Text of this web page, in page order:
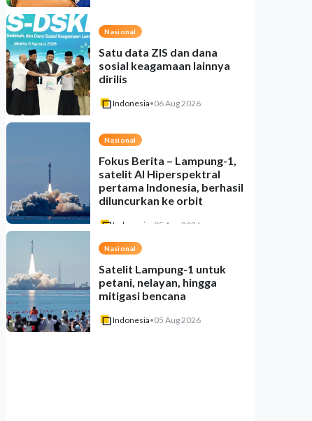
Nasional
Satu data ZIS dan dana
sosial keagamaan lainnya
dirilis
Indonesia•06 Aug 2026
Nasional
Fokus Berita – Lampung-1,
satelit AI Hiperspektral
pertama Indonesia, berhasil
diluncurkan ke orbit
Indonesia 05 Aug 2026
Nasional
Satelit Lampung-1 untuk
petani, nelayan, hingga
mitigasi bencana
Indonesia•05 Aug 2026